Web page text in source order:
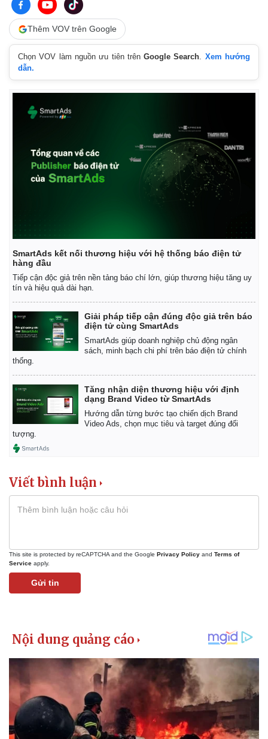
Kinh tế
Bất động sản
Khởi nghiệp
Thị trường
Giá vàng
Thêm VOV trên Google
Chọn VOV làm nguồn ưu tiên trênGoogle Search. Xem hướng
dẫn.
SmartAds kết nối thương hiệu với hệ thống báo điện tử
hàng đầu
Tiếp cận độc giả trên nền tảng báo chí lớn, giúp thương hiệu tăng uy
tín và hiệu quả dài hạn.
Giải pháp tiếp cận đúng độc giả trên báo
điện tử cùng SmartAds
SmartAds giúp doanh nghiệp chủ động ngân
sách, minh bạch chi phí trên báo điện tử chính
thống.
Tăng nhận diện thương hiệu với định
dạng Brand Video từ SmartAds
Hướng dẫn từng bước tạo chiến dịch Brand
Video Ads, chọn mục tiêu và target đúng đối
tượng.
Viết bình luận
This site is protected by reCAPTCHA and the Google Privacy Policy and Terms of
Service apply.
Gửi tin